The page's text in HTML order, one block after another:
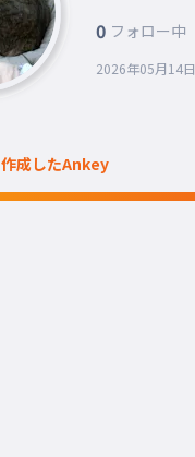
0 フォロー中
2026年05月14日
作成したAnkey